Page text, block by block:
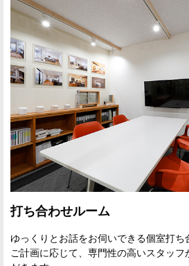
打ち合わせルーム
ゆっくりとお話をお伺いできる個室打
ご計画に応じて、専門性の高いスタッフ